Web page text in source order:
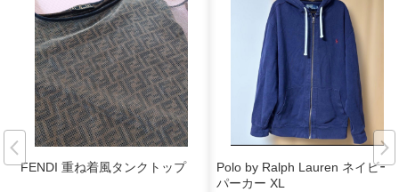
FENDI 重ね着風タンクトップ
Polo by Ralph Lauren ネイビー
パーカー XL